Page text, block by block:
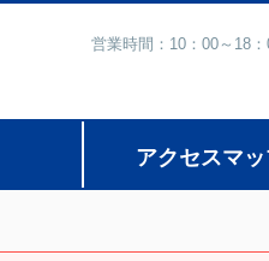
営業時間：10：00～18
アクセスマ